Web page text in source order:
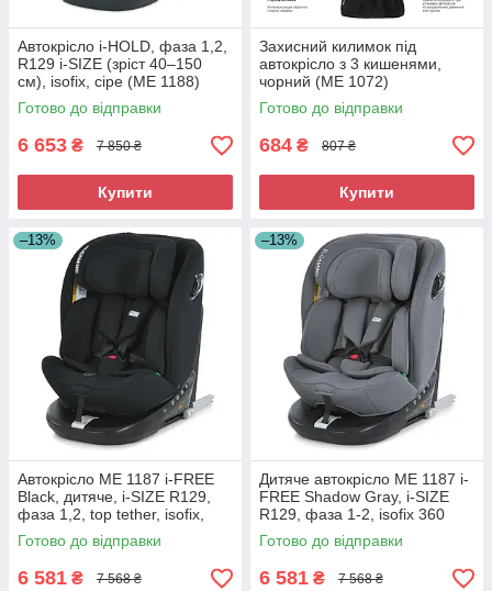
Автокрісло i-HOLD, фаза 1,2,
R129 i-SIZE (зріст 40–150
см), isofix, сіре (ME 1188)
Готово до відправки
6 653 ₴ 7 850 ₴
Купити
Захисний килимок під
автокрісло з 3 кишенями,
чорний (ME 1072)
Готово до відправки
684 ₴ 807 ₴
Купити
–13%
Автокрісло ME 1187 i-FREE
Black, дитяче, i-SIZE R129,
фаза 1,2, top tether, isofix,
360° (ME 1187 Black)
Готово до відправки
6 581 ₴ 7 568 ₴
–13%
Дитяче автокрісло ME 1187 i-
FREE Shadow Gray, i-SIZE
R129, фаза 1-2, isofix 360
(ME 1187)
Готово до відправки
6 581 ₴ 7 568 ₴